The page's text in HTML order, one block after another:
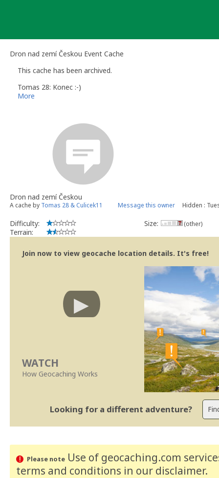
Dron nad zemí Českou Event Cache
This cache has been archived.
Tomas 28: Konec :-)
More
Dron nad zemí Českou
A cache by Tomas 28 & Culicek11 Message this owner Hidden :
Difficulty:
Terrain:
Size: (other)
Join now to view geocache location details. It's free!
WATCH
How Geocaching Works
Looking for a different adventure?
Please noteUse of geocaching.com
terms and conditions in our disclaimer.